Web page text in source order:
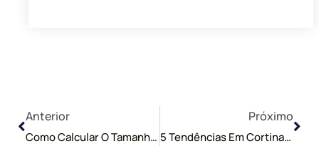
Anterior
Como Calcular O Tamanho De Uma Cortina Ou Persiana
Próximo
5 Tendências Em Cortinas E Persianas Modernas Que Todo Designer De Interiores Deve Conhecer